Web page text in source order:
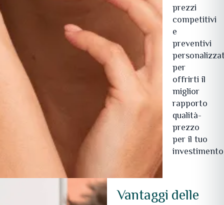
prezzi
competitivi
e
preventivi
per
offrirti il
miglior
rapporto
qualità-
prezzo
per il tuo
Vantaggi delle